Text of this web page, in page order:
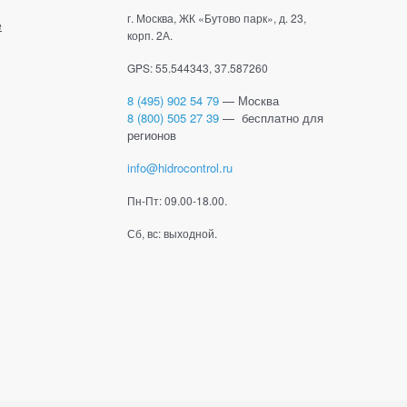
г. Москва, ЖК «Бутово парк», д. 23,
корп. 2А.
GPS: 55.544343, 37.587260
8 (495) 902 54 79 — Москва
8 (800) 505 27 39 — бесплатно для
регионов
info@hidrocontrol.ru
Пн-Пт: 09.00-18.00.
Сб, вс: выходной.